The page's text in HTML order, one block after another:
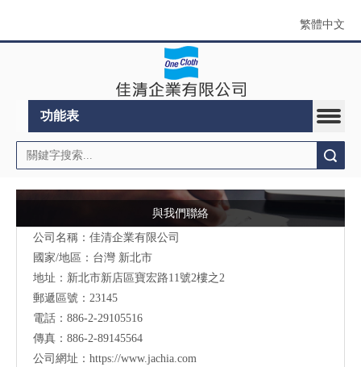
繁體中文
功能表
與我們聯絡
公司名稱：佳清企業有限公司
國家/地區：台灣 新北市
地址：新北市新店區寶宏路11號2樓之2
郵遞區號：23145
電話：886-2-29105516
傳真：886-2-89145564
公司網址： https://www.jachia.com